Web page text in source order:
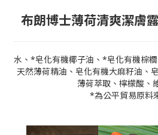
布朗博士薄荷清爽潔膚
水、*皂化有機椰子油、*皂化有機棕
天然薄荷精油、皂化有機大麻籽油、
薄荷萃取、檸檬酸、
*為公平貿易原料